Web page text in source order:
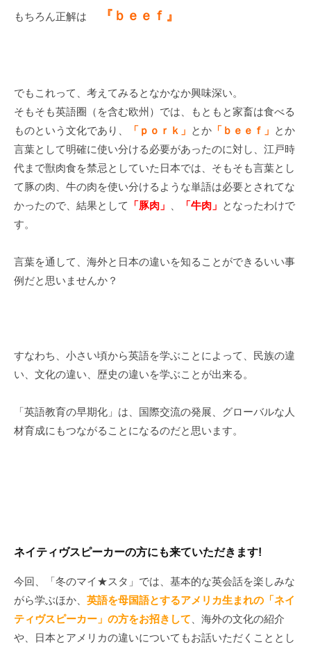
もちろん正解は 『ｂｅｅｆ』
でもこれって、考えてみるとなかなか興味深い。
そもそも英語圈（を含む欧州）では、もともと家畜は食べる
ものという文化であり、
「ｐｏｒｋ」 とか 「ｂｅｅｆ」 とか
言葉として明確に使い分ける必要があったのに対し、江戸時
代まで獣肉食を禁忌としていた日本では、そもそも言葉とし
て豚の肉、牛の肉を使い分けるような単語は必要とされてな
かったので、結果として
「豚肉」 「牛肉」 となったわけで
す。
言葉を通して、海外と日本の違いを知ることができるいい事
例だと思いませんか？
すなわち、小さい頃から英語を学ぶことによって、民族の違
い、文化の違い、歴史の違いを学ぶことが出来る。
「英語教育の早期化」は、国際交流の発展、グローバルな人
材育成にもつながることになるのだと思います。
ネイティヴスピーカーの方にも来ていただきます!
今回、「冬のマイ★スタ」では、基本的な英会話を楽しみな
がら学ぶほか、 英語を母国語とするアメリカ生まれの「ネイ
ティヴスピーカー」の方をお招きして 、海外の文化の紹介
や、日本とアメリカの違いについてもお話いただくこととし